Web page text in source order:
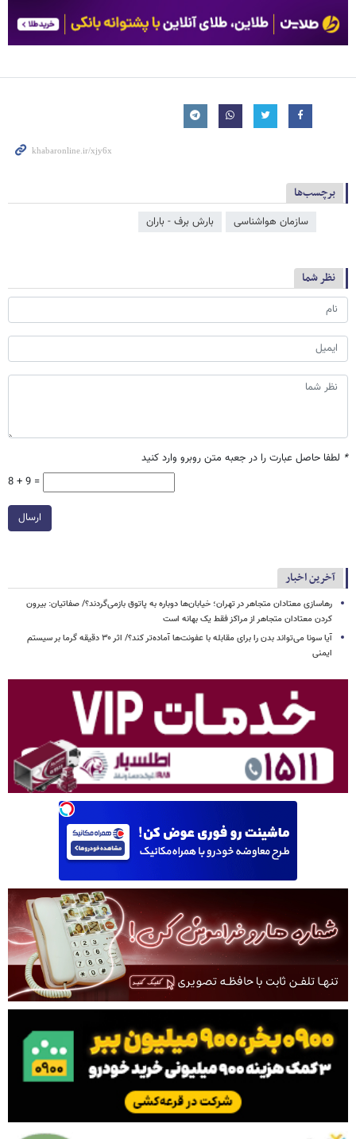
برچسب‌ها
سازمان هواشناسی بارش برف - باران
نظر شما
* لطفا حاصل عبارت را در جعبه متن روبرو وارد کنید
8 + 9 =
ارسال
آخرین اخبار
رهاسازی معتادان متجاهر در تهران؛ خیابان‌ها دوباره به پاتوق بازمی‌گردند؟/ صفاتیان: بیرون
کردن معتادان متجاهر از مراکز فقط یک بهانه است
آیا سونا می‌تواند بدن را برای مقابله با عفونت‌ها آماده‌تر کند؟/ اثر ۳۰ دقیقه گرما بر سیستم
ایمنی